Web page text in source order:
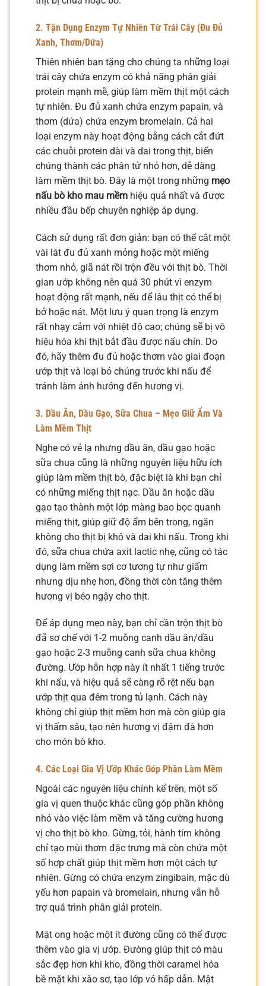
2. Tận Dụng Enzym Tự Nhiên Từ Trái Cây (Đu Đủ
Xanh, Thơm/Dứa)
Thiên nhiên ban tặng cho chúng ta những loại
trái cây chứa enzym có khả năng phân giải
protein mạnh mẽ, giúp làm mềm thịt một cách
tự nhiên. Đu đủ xanh chứa enzym papain, và
thơm (dứa) chứa enzym bromelain. Cả hai
loại enzym này hoạt động bằng cách cắt đứt
các chuỗi protein dài và dai trong thịt, biến
chúng thành các phân tử nhỏ hơn, dễ dàng
làm mềm thịt bò. Đây là một trong những mẹo
nấu bò kho mau mềm hiệu quả nhất và được
nhiều đầu bếp chuyên nghiệp áp dụng.
Cách sử dụng rất đơn giản: bạn có thể cắt một
vài lát đu đủ xanh mỏng hoặc một miếng
thơm nhỏ, giã nát rồi trộn đều với thịt bò. Thời
gian ướp không nên quá 30 phút vì enzym
hoạt động rất mạnh, nếu để lâu thịt có thể bị
bở hoặc nát. Một lưu ý quan trọng là enzym
rất nhạy cảm với nhiệt độ cao; chúng sẽ bị vô
hiệu hóa khi thịt bắt đầu được nấu chín. Do
đó, hãy thêm đu đủ hoặc thơm vào giai đoạn
ướp thịt và loại bỏ chúng trước khi nấu để
tránh làm ảnh hưởng đến hương vị.
3. Dầu Ăn, Dầu Gạo, Sữa Chua – Mẹo Giữ Ẩm Và
Làm Mềm Thịt
Nghe có vẻ lạ nhưng dầu ăn, dầu gạo hoặc
sữa chua cũng là những nguyên liệu hữu ích
giúp làm mềm thịt bò, đặc biệt là khi bạn chỉ
có những miếng thịt nạc. Dầu ăn hoặc dầu
gạo tạo thành một lớp màng bao bọc quanh
miếng thịt, giúp giữ độ ẩm bên trong, ngăn
không cho thịt bị khô và dai khi nấu. Trong khi
đó, sữa chua chứa axit lactic nhẹ, cũng có tác
dụng làm mềm sợi cơ tương tự như giấm
nhưng dịu nhẹ hơn, đồng thời còn tăng thêm
hương vị béo ngậy cho thịt.
Để áp dụng mẹo này, bạn chỉ cần trộn thịt bò
đã sơ chế với 1-2 muỗng canh dầu ăn/dầu
gạo hoặc 2-3 muỗng canh sữa chua không
đường. Ướp hỗn hợp này ít nhất 1 tiếng trước
khi nấu, và hiệu quả sẽ càng rõ rệt nếu bạn
ướp thịt qua đêm trong tủ lạnh. Cách này
không chỉ giúp thịt mềm hơn mà còn giúp gia
vị thấm sâu, tạo nên hương vị đậm đà hơn
cho món bò kho.
4. Các Loại Gia Vị Ướp Khác Góp Phần Làm Mềm
Ngoài các nguyên liệu chính kể trên, một số
gia vị quen thuộc khác cũng góp phần không
nhỏ vào việc làm mềm và tăng cường hương
vị cho thịt bò kho. Gừng, tỏi, hành tím không
chỉ tạo mùi thơm đặc trưng mà còn chứa một
số hợp chất giúp thịt mềm hơn một cách tự
nhiên. Gừng có chứa enzym zingibain, mặc dù
yếu hơn papain và bromelain, nhưng vẫn hỗ
trợ quá trình phân giải protein.
Mật ong hoặc một ít đường cũng có thể được
thêm vào gia vị ướp. Đường giúp thịt có màu
sắc đẹp hơn khi kho, đồng thời caramel hóa
bề mặt khi xào sơ, tạo lớp vỏ hấp dẫn. Mật